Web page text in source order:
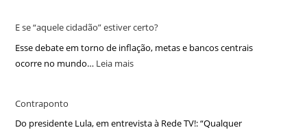
E se “aquele cidadão” estiver certo?
Esse debate em torno de inflação, metas e bancos centrais
ocorre no mundo… Leia mais
Contraponto
Do presidente Lula, em entrevista à Rede TV!: “Qualquer